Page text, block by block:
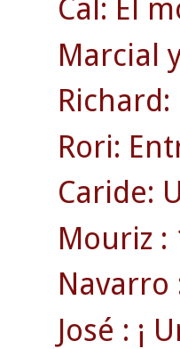
Cal: El
Marcial
Rori:
Caride:
Mouriz :
Navarro
José : ¡